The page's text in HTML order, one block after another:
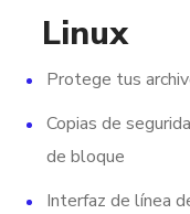
Linux
Protege tus
Copias de
de bloque
Interfaz de línea